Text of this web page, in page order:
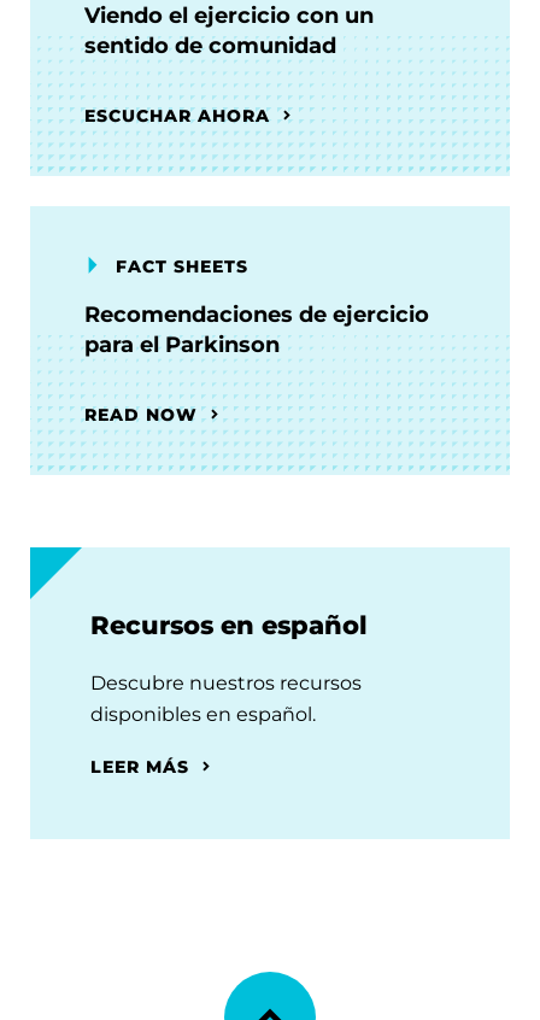
Viendo el ejercicio con un
sentido de comunidad
ESCUCHAR AHORA
FACT SHEETS
Recomendaciones de ejercicio
para el Parkinson
READ NOW
Recursos en español
Descubre nuestros recursos
disponibles en español.
LEER MÁS